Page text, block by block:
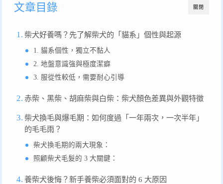
關閉
文章目錄
柴犬好養嗎？先了解柴犬的「貓系」個性與起源
1. 貓系個性，獨立不黏人
2. 地盤意識強與極度潔癖
3. 服從性較低，需要耐心引導
赤柴、黑柴、胡麻柴與白柴：柴犬顏色差異與外觀特徵
柴犬換毛與爆毛期：如何度過「一年兩次，一次半年」
的毛毛雨？
柴犬換毛期的兩大現象：
照顧柴犬毛髮的 3 大關鍵：
養柴犬後悔？新手養柴必須面對的 6 大原因